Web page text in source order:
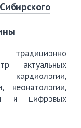
актуальных
кардиологии,
неонатологии,
и цифровых